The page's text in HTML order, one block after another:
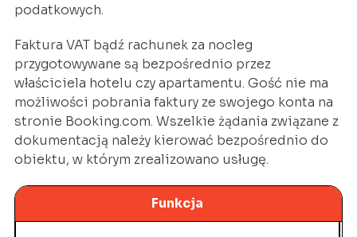
podatkowych.
Faktura VAT bądź rachunek za nocleg
przygotowywane są bezpośrednio przez
właściciela hotelu czy apartamentu. Gość nie ma
możliwości pobrania faktury ze swojego konta na
stronie Booking.com. Wszelkie żądania związane z
dokumentacją należy kierować bezpośrednio do
obiektu, w którym zrealizowano usługę.
Funkcja